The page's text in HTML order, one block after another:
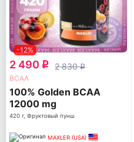
-12%
2 490 q 2 830q
ВСАА
100% Golden BCAA
12000 mg
420 г, Фруктовый пунш
MAXLER (USA)